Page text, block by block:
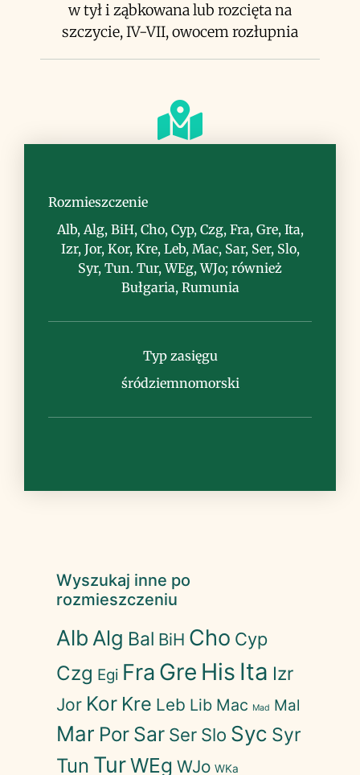
w tył i ząbkowana lub rozcięta na
szczycie, IV-VII, owocem rozłupnia
Rozmieszczenie
Alb, Alg, BiH, Cho, Cyp, Czg, Fra, Gre, Ita,
Izr, Jor, Kor, Kre, Leb, Mac, Sar, Ser, Slo,
Syr, Tun. Tur, WEg, WJo; również
Bułgaria, Rumunia
Typ zasięgu
śródziemnomorski
Wyszukaj inne po
rozmieszczeniu
Alb Alg Bal BiH Cho Cyp
Czg Egi Fra Gre His Ita Izr
Jor Kor Kre Leb Lib Mac Mad Mal
Mar Por Sar Ser Slo Syc Syr
Tun TurWEg WJo WKa